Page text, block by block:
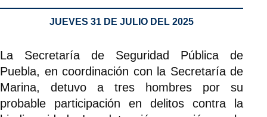
JUEVES 31 DE JULIO DEL 2025
La Secretaría de Seguridad Pública de
Puebla, en coordinación con la Secretaría de
Marina, detuvo a tres hombres por su
probable participación en delitos contra la